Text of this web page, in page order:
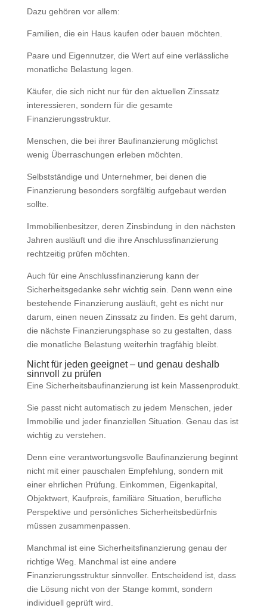
Dazu gehören vor allem:
Familien, die ein Haus kaufen oder bauen möchten.
Paare und Eigennutzer, die Wert auf eine verlässliche
monatliche Belastung legen.
Käufer, die sich nicht nur für den aktuellen Zinssatz
interessieren, sondern für die gesamte
Finanzierungsstruktur.
Menschen, die bei ihrer Baufinanzierung möglichst
wenig Überraschungen erleben möchten.
Selbstständige und Unternehmer, bei denen die
Finanzierung besonders sorgfältig aufgebaut werden
sollte.
Immobilienbesitzer, deren Zinsbindung in den nächsten
Jahren ausläuft und die ihre Anschlussfinanzierung
rechtzeitig prüfen möchten.
Auch für eine Anschlussfinanzierung kann der
Sicherheitsgedanke sehr wichtig sein. Denn wenn eine
bestehende Finanzierung ausläuft, geht es nicht nur
darum, einen neuen Zinssatz zu finden. Es geht darum,
die nächste Finanzierungsphase so zu gestalten, dass
die monatliche Belastung weiterhin tragfähig bleibt.
Nicht für jeden geeignet – und genau deshalb
sinnvoll zu prüfen
Eine Sicherheitsbaufinanzierung ist kein Massenprodukt.
Sie passt nicht automatisch zu jedem Menschen, jeder
Immobilie und jeder finanziellen Situation. Genau das ist
wichtig zu verstehen.
Denn eine verantwortungsvolle Baufinanzierung beginnt
nicht mit einer pauschalen Empfehlung, sondern mit
einer ehrlichen Prüfung. Einkommen, Eigenkapital,
Objektwert, Kaufpreis, familiäre Situation, berufliche
Perspektive und persönliches Sicherheitsbedürfnis
müssen zusammenpassen.
Manchmal ist eine Sicherheitsfinanzierung genau der
richtige Weg. Manchmal ist eine andere
Finanzierungsstruktur sinnvoller. Entscheidend ist, dass
die Lösung nicht von der Stange kommt, sondern
individuell geprüft wird.